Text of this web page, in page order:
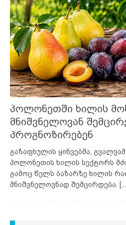
პოლონეთში ხილის
მნიშვნელოვან
პროგნოზირებენ
გაზაფხულის ყინვებმა,
პოლონეთის ხილის სექტორს
გამოც წელს ბაზარზე ხილის
მნიშვნელოვნად შემცირდება.